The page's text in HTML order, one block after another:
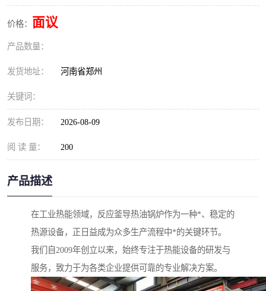
价格： 面议
产品数量：
发货地址： 河南省郑州
关键词：
发布日期： 2026-08-09
阅 读 量： 200
产品描述
在工业热能领域，反应釜导热油锅炉作为一种*、稳定的
热源设备，正日益成为众多生产流程中*的关键环节。
我们自2009年创立以来，始终专注于热能设备的研发与
服务，致力于为各类企业提供可靠的专业解决方案。